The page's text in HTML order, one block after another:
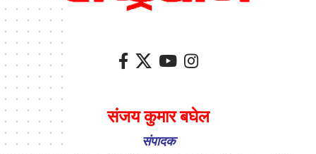
संजय कुमार बघेल
संपादक